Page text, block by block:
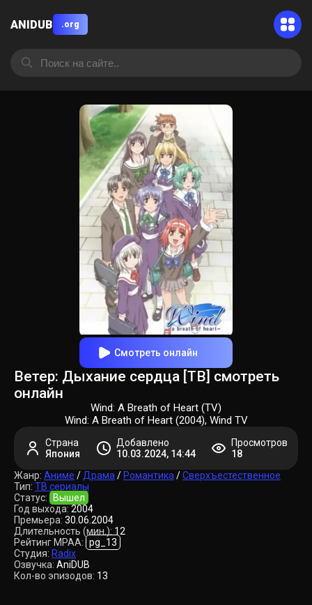
ANIDUB .org
Смотреть онлайн
Ветер: Дыхание сердца [ТВ] смотреть
онлайн
Wind: A Breath of Heart (TV)
Wind: A Breath of Heart (2004), Wind TV
Страна
Япония
Добавлено
10.03.2024, 14:44
Просмотров
18
Жанр: Аниме / Драма / Романтика /Сверхъестественное
Тип: ТВ сериалы
Статус:
Вышел
Год выхода: 2004
Премьера: 30.06.2004
Длительность (мин.): 12
Рейтинг MPAA: pg_13
Студия: Radix
Озвучка: AniDUB
Кол-во эпизодов: 13